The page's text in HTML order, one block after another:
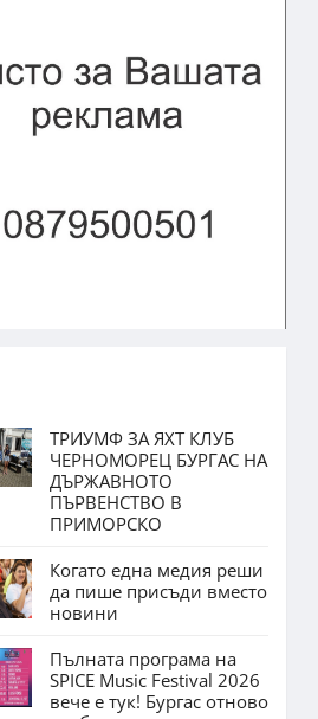
ТРИУМФ ЗА ЯХТ КЛУБ
ЧЕРНОМОРЕЦ БУРГАС НА
ДЪРЖАВНОТО
ПЪРВЕНСТВО В
ПРИМОРСКО
Когато една медия реши
да пише присъди вместо
новини
Пълната програма на
SPICE Music Festival 2026
вече е тук! Бургас отново